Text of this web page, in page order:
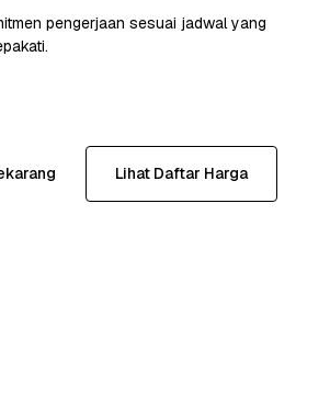
pengerjaan sesuai jadwal yang
Lihat Daftar Harga